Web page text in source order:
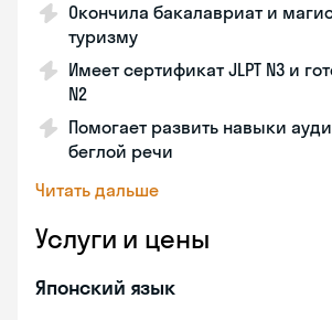
Окончила бакалавриат и
туризму
Имеет сертификат JLPT N3 и
N2
Помогает развить навыки
беглой речи
Читать дальше
Услуги и цены
Японский язык